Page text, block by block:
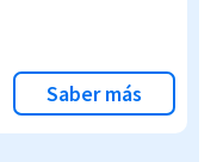
Saber más